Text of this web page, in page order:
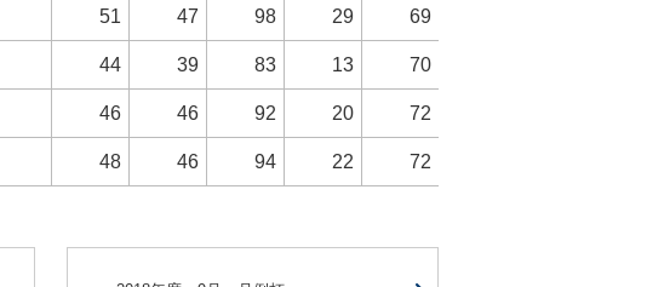
51 47 98 29 69
44 39 83 13 70
46 46 92 20 72
48 46 94 22 72